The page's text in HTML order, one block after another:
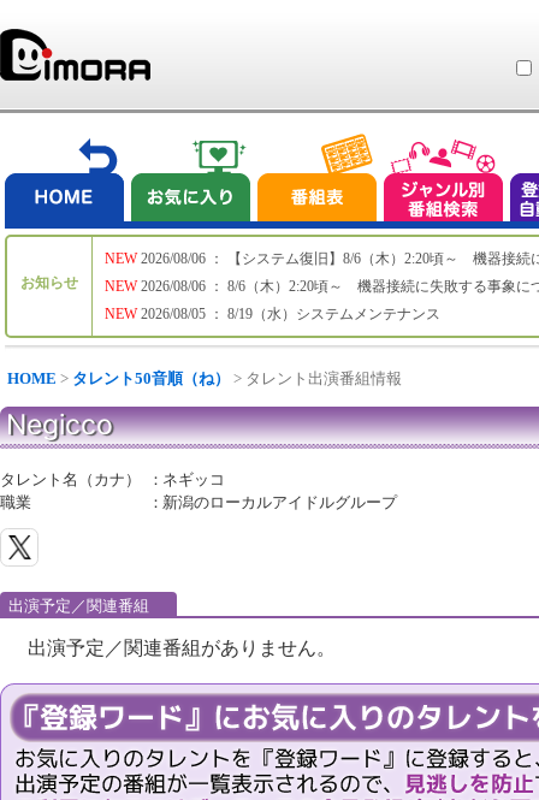
お知らせ
NEW
NEW
NEW
2026/08/06 ： 【システム復旧】8/6（木）2:20頃～ 機器接続
2026/08/06 ： 8/6（木）2:20頃～ 機器接続に失敗する事象に
2026/08/05 ： 8/19（水）システムメンテナンス
HOME > タレント50音順（ね） > タレント出演番組情報
Negicco
タレント名（カナ） ： ネギッコ
職業
： 新潟のローカルアイドルグループ
出演予定／関連番組
出演予定／関連番組がありません。